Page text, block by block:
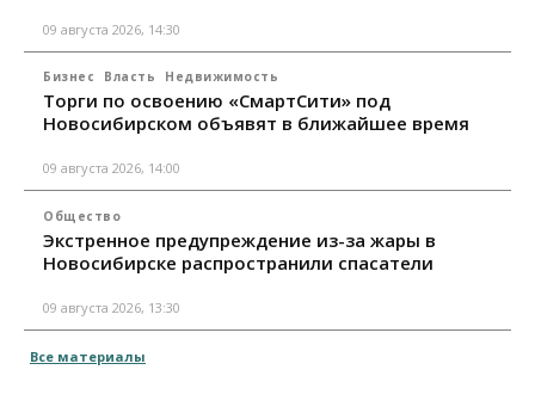
09 августа 2026, 14:30
Бизнес Власть Недвижимость
Торги по освоению «СмартСити» под
Новосибирском объявят в ближайшее время
09 августа 2026, 14:00
Общество
Экстренное предупреждение из-за жары в
Новосибирске распространили спасатели
09 августа 2026, 13:30
Все материалы